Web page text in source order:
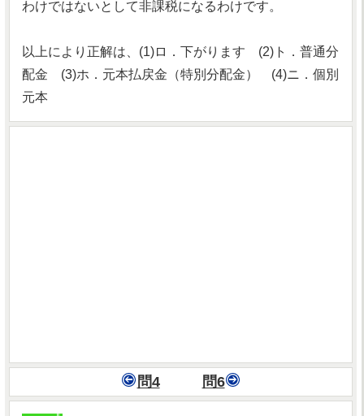
わけではないとして非課税になるわけです。
以上により正解は、(1)ロ．下がります (2)ト．普通分
配金 (3)ホ．元本払戻金（特別分配金） (4)ニ．個別
元本
問4 問6